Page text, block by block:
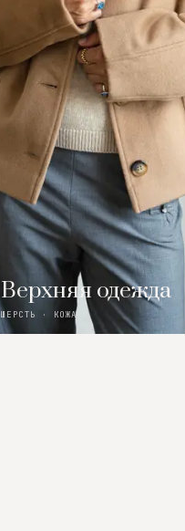
Верхняя одежда
ШЕРСТЬ · КОЖА